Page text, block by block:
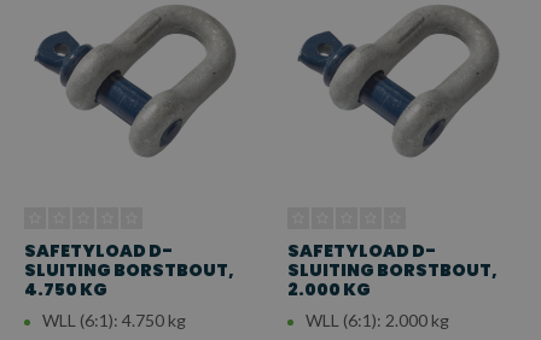
SAFETYLOAD D-
SLUITING BORSTBOUT,
4.750 KG
WLL (6:1): 4.750 kg
SAFETYLOAD D-
SLUITING BORSTBOUT,
2.000 KG
WLL (6:1): 2.000 kg